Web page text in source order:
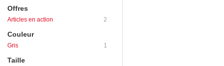
Offres
Articles en action 2
Couleur
Gris 1
Taille